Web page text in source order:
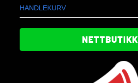
HANDLEKURV
NETTBUTIKK